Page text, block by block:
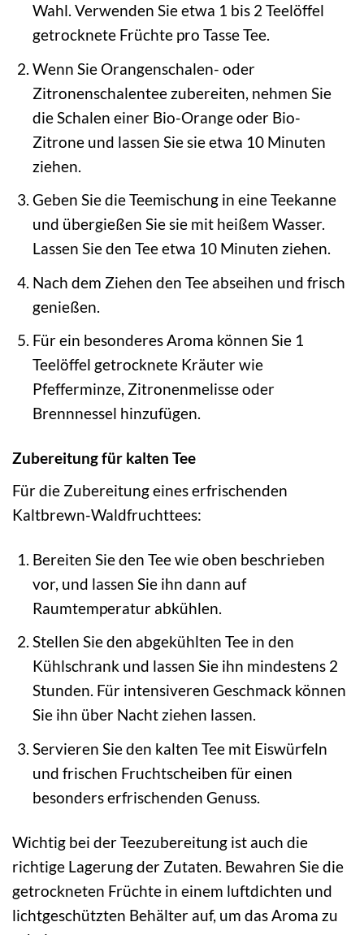
Wahl. Verwenden Sie etwa 1 bis 2 Teelöffel
getrocknete Früchte pro Tasse Tee.
Wenn Sie Orangenschalen- oder
Zitronenschalentee zubereiten, nehmen Sie
die Schalen einer Bio-Orange oder Bio-
Zitrone und lassen Sie sie etwa 10 Minuten
ziehen.
Geben Sie die Teemischung in eine Teekanne
und übergießen Sie sie mit heißem Wasser.
Lassen Sie den Tee etwa 10 Minuten ziehen.
Nach dem Ziehen den Tee abseihen und frisch
genießen.
Für ein besonderes Aroma können Sie 1
Teelöffel getrocknete Kräuter wie
Pfefferminze, Zitronenmelisse oder
Brennnessel hinzufügen.
Zubereitung für kalten Tee
Für die Zubereitung eines erfrischenden
Kaltbrewn-Waldfruchttees:
Bereiten Sie den Tee wie oben beschrieben
vor, und lassen Sie ihn dann auf
Raumtemperatur abkühlen.
Stellen Sie den abgekühlten Tee in den
Kühlschrank und lassen Sie ihn mindestens 2
Stunden. Für intensiveren Geschmack können
Sie ihn über Nacht ziehen lassen.
Servieren Sie den kalten Tee mit Eiswürfeln
und frischen Fruchtscheiben für einen
besonders erfrischenden Genuss.
Wichtig bei der Teezubereitung ist auch die
richtige Lagerung der Zutaten. Bewahren Sie die
getrockneten Früchte in einem luftdichten und
lichtgeschützten Behälter auf, um das Aroma zu